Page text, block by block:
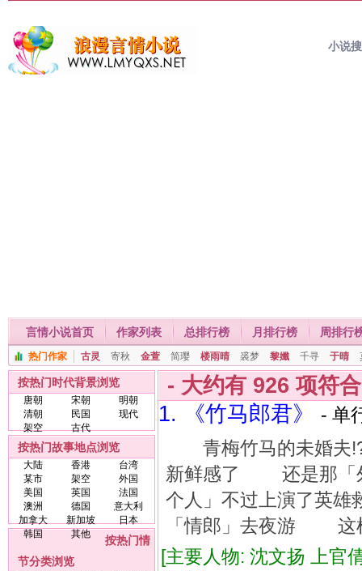
小说
言情小说首页 作家列表 总排行榜 月排行榜 周排行
热门作家 古灵 寄秋 金萱 简璎 楼雨晴 裘梦 黎孅 千寻 于晴
按热门时代背景浏览
唐朝 宋朝
明朝
清朝
民国
现代
架空
古代
按热门故事地点浏览
大陆 香港
台湾
某市
架空
外国
美国
英国
法国
澳洲
德国
意大利
加拿大
新加坡
日本
韩国
其他
按热门情
节分类浏览
- 大约有 926 项符
1. 《竹马郎君》
- 单
青梅竹马的未婚
新鲜感了 还是那
个人」不过上演了
「情郎」去夜游 这
[主要人物: 沈文扬 上